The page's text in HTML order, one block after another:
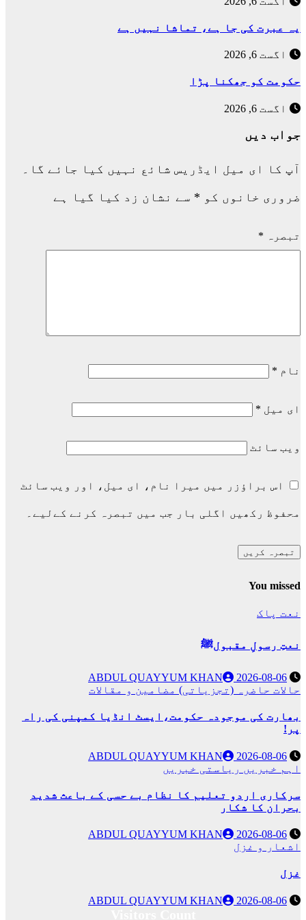
یہ عبرت کی جا ہے، تماشا نہیں ہے
اگست 6, 2026
حکومت کو جھکنا پڑا
اگست 6, 2026
جواب دیں
آپ کا ای میل ایڈریس شائع نہیں کیا جائے گا۔
ضروری خانوں کو * سے نشان زد کیا گیا ہے
تبصرہ *
نام *
ای میل *
ویب‌ سائٹ
اس براؤزر میں میرا نام، ای میل، اور ویب سائٹ
محفوظ رکھیں اگلی بار جب میں تبصرہ کرنے کےلیے۔
You missed
نعت پاک
نعتِ رسولِ مقبولﷺ
2026-08-06
ABDUL QUAYYUM KHAN
حالات حاضرہ (تجزیاتی) مضامین و مقالات
بھارت کی موجودہ حکومت،ایسٹ انڈیا کمپنی کی راہ
پر!
2026-08-06
ABDUL QUAYYUM KHAN
اہم خبریں ریاستی خبریں
سرکاری اردو تعلیم کا نظام بے حسی کے باعث شدید
بحران کا شکار
2026-08-06
ABDUL QUAYYUM KHAN
اشعار و غزل
غزل
2026-08-06
ABDUL QUAYYUM KHAN